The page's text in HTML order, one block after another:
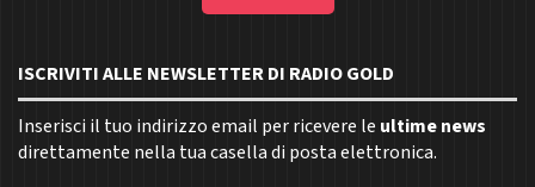
ISCRIVITI ALLE NEWSLETTER DI RADIO GOLD
Inserisci il tuo indirizzo email per ricevere le ultime news
direttamente nella tua casella di posta elettronica.